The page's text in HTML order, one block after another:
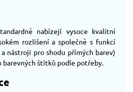
nabízejí vysoce kvalitní
rozlišení a společně s funkcí
nástroji pro shodu přímých barev)
štítků podle potřeby.